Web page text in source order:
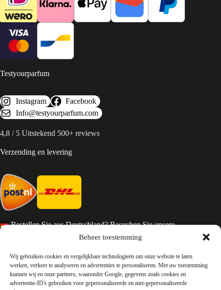
Beheer toestemming
Wij gebruiken cookies en vergelijkbare technologieën om onze website te laten
werken, verkeer te analyseren en advertenties te personaliseren. Met uw toestemming
kunnen wij en onze partners, waaronder Google, gegevens zoals cookies en
advertentie-ID's gebruiken voor gepersonaliseerde en niet-gepersonaliseerde
Testyourparfum
Instagram
Facebook
Info@testyourparfum.com
4,8 / 5 Uitstekend 500+ reviews
Verzending en levering
Bestellen Sie aus Deutschland? Besuchen Sie unsere
Services en Contact
Algemene voorwaarden
Retourneren